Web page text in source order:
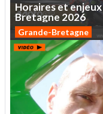
Horairesetenjeux
Bretagne 2026
Grande-Bretagne